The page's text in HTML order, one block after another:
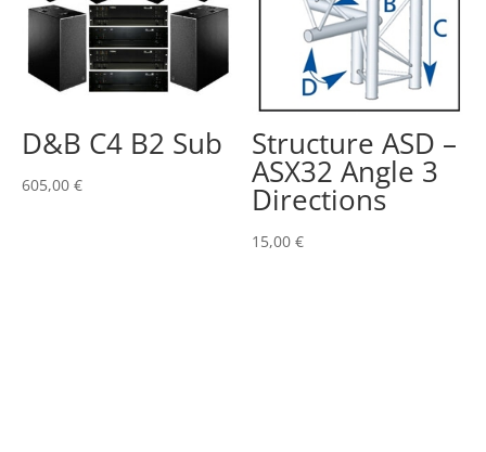
D&B C4 B2 Sub
605,00 €
Structure ASD –
ASX32 Angle 3
Directions
15,00€